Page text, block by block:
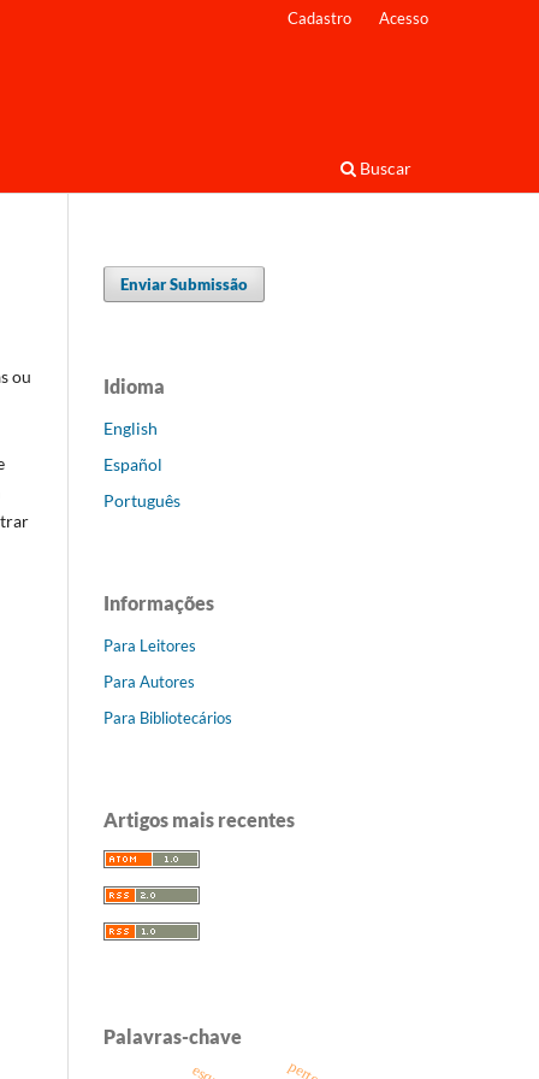
Buscar
Cadastro Acesso
ou
Enviar Submissão
Idioma
English
Español
Português
Informações
Para Leitores
Para Autores
Para Bibliotecários
Artigos mais recentes
Palavras-chave